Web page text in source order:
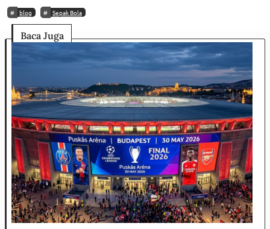
blog Sepak Bola
Baca Juga